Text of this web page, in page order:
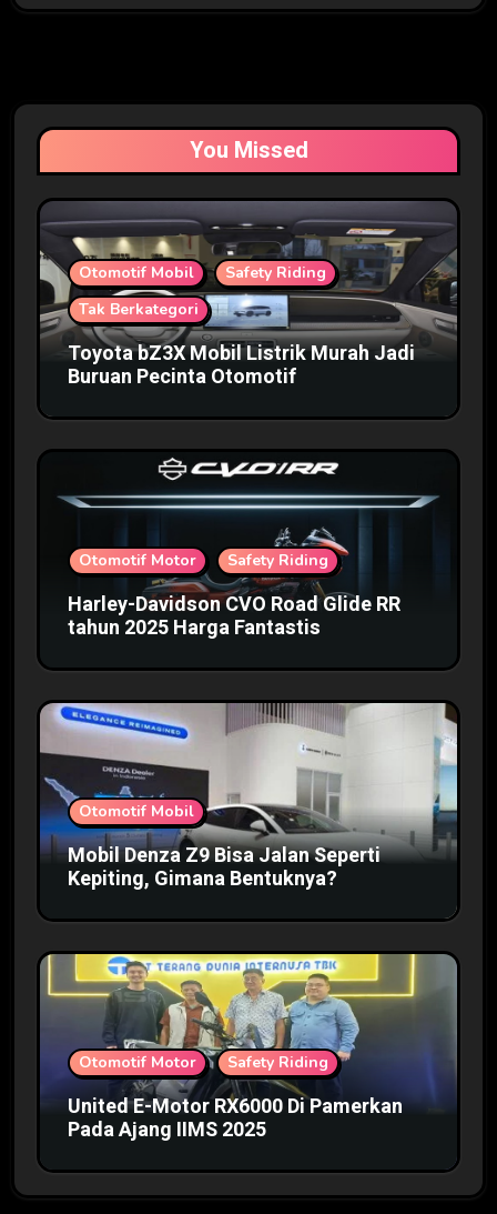
You Missed
Otomotif Mobil
Safety Riding
Tak Berkategori
Toyota bZ3X Mobil Listrik Murah Jadi
Buruan Pecinta Otomotif
Otomotif Motor Safety Riding
Harley-Davidson CVO Road Glide RR
tahun 2025 Harga Fantastis
Otomotif Mobil
Mobil Denza Z9 Bisa Jalan Seperti
Kepiting, Gimana Bentuknya?
Otomotif Motor Safety Riding
United E-Motor RX6000 Di Pamerkan
Pada Ajang IIMS 2025